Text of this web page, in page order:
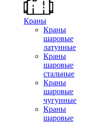
Краны
Краны
шаровые
латунные
Краны
шаровые
стальные
Краны
шаровые
чугунные
Краны
шаровые